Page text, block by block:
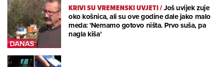
KRIVI SU VREMENSKI UVJETI/Još uvijek zuje
oko košnica, ali su ove godine dale jako malo
meda: 'Nemamo gotovo ništa. Prvo suša, pa
nagla kiša'